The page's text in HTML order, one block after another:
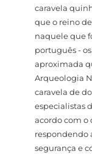
caravela
que o reino
naquele que
português -
aproximada
Arqueologia
caravela de
especialistas
acordo com o
respondendo
segurança e